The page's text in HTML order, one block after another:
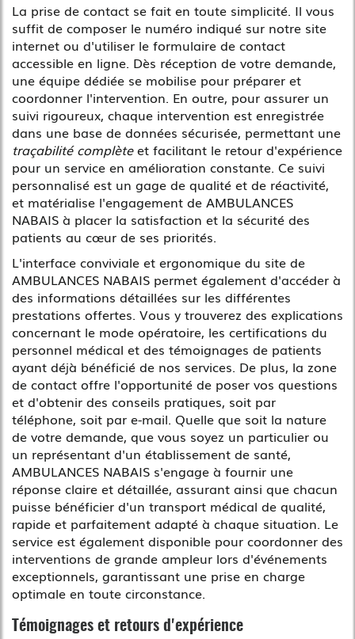
La prise de contact se fait en toute simplicité. Il vous
suffit de composer le numéro indiqué sur notre site
internet ou d'utiliser le formulaire de contact
accessible en ligne. Dès réception de votre demande,
une équipe dédiée se mobilise pour préparer et
coordonner l'intervention. En outre, pour assurer un
suivi rigoureux, chaque intervention est enregistrée
dans une base de données sécurisée, permettant une
traçabilité complèteet facilitant le retour d'expérience
pour un service en amélioration constante. Ce suivi
personnalisé est un gage de qualité et de réactivité,
et matérialise l'engagement de AMBULANCES
NABAIS à placer la satisfaction et la sécurité des
patients au cœur de ses priorités.
L'interface conviviale et ergonomique du site de
AMBULANCES NABAIS permet également d'accéder à
des informations détaillées sur les différentes
prestations offertes. Vous y trouverez des explications
concernant le mode opératoire, les certifications du
personnel médical et des témoignages de patients
ayant déjà bénéficié de nos services. De plus, la zone
de contact offre l'opportunité de poser vos questions
et d'obtenir des conseils pratiques, soit par
téléphone, soit par e-mail. Quelle que soit la nature
de votre demande, que vous soyez un particulier ou
un représentant d'un établissement de santé,
AMBULANCES NABAIS s'engage à fournir une
réponse claire et détaillée, assurant ainsi que chacun
puisse bénéficier d'un transport médical de qualité,
rapide et parfaitement adapté à chaque situation. Le
service est également disponible pour coordonner des
interventions de grande ampleur lors d'événements
exceptionnels, garantissant une prise en charge
optimale en toute circonstance.
Témoignages et retours d'expérience